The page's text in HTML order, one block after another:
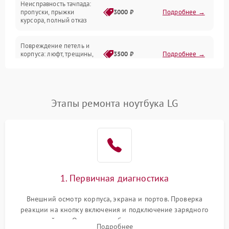
Сеть и интернет
Неисправность тачпада:
пропуски, прыжки
курсора, полный отказ
3000 ₽ Подробнее →
Повреждение петель и
корпуса: люфт, трещины,
3500 ₽ Подробнее →
невозможность зарядки,
2500 ₽ Подробнее →
2000 ₽
Перегрев из‑за пыли,
неисправности кулера
Выход из строя SSD или
Этапы ремонта ноутбука LG
1. Первичная диагностика
Внешний осмотр корпуса, экрана и портов. Проверка
реакции на кнопку включения и подключение зарядного
устройства. Оценка потребления тока с помощью
Подробнее